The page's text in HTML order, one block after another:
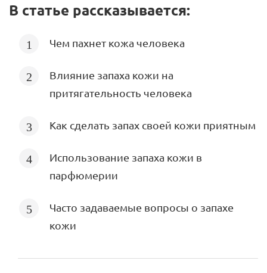
В статье рассказывается:
Чем пахнет кожа человека
Влияние запаха кожи на
притягательность человека
Как сделать запах своей кожи приятным
Использование запаха кожи в
парфюмерии
Часто задаваемые вопросы о запахе
кожи